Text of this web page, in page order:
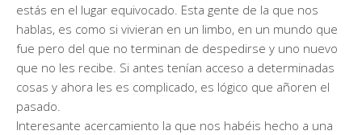
estás en el lugar equivocado. Esta gente de la que nos
hablas, es como si vivieran en un limbo, en un mundo que
fue pero del que no terminan de despedirse y uno nuevo
que no les recibe. Si antes tenían acceso a determinadas
cosas y ahora les es complicado, es lógico que añoren el
pasado.
Interesante acercamiento la que nos habéis hecho a una